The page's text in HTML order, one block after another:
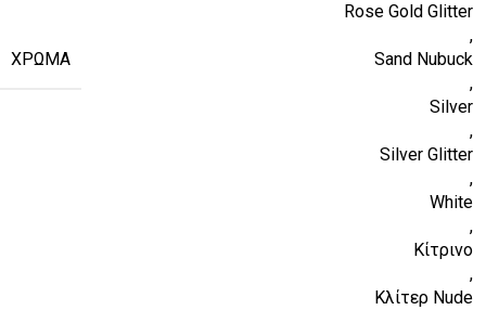
ΧΡΏΜΑ
Rose Gold Glitter
,
Sand Nubuck
,
Silver
,
Silver Glitter
,
White
,
Κίτρινο
,
Κλίτερ Nude